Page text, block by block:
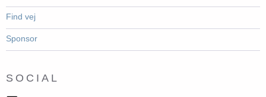
Find vej
Sponsor
SOCIAL